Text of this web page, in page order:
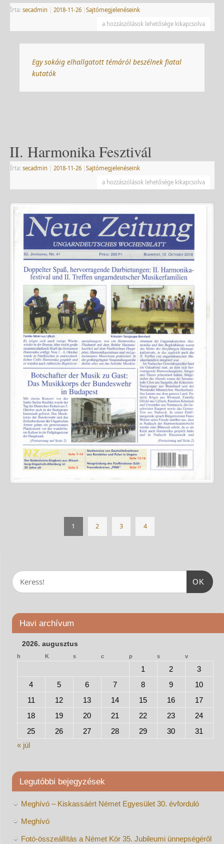
Írta: secadmin 2018-11-26
Sajtómegjelenéseink
a hozzászólások lehetősége kikapcsolva
Egy sokáig elhallgatott témáról beszélnek fiatal
kutatók
II. Harmonika Fesztivál
Írta: secadmin 2018-11-26
Sajtómegjelenéseink
a hozzászólások lehetősége kikapcsolva
1 2 3 4
OK
Havi archívum
2026. augusztus
h K s c p s v
1 2
3
4
5 6 7 8 9
10
11
12 13 14 15 16
17
18
19 20 21 22 23
24
25
26 27 28 29 30
31
« júl
Legutóbbi bejegyzések
Meghívó – Kiskassáért Német Egyesület 30. évforduló
Meghívó
Fotó-összeállítás a Német Kör 35. Jubileumi ünnepségéről